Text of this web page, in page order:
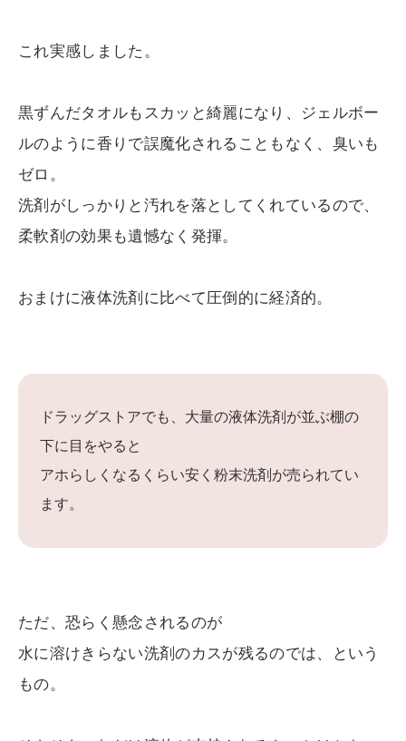
これ実感しました。
黒ずんだタオルもスカッと綺麗になり、ジェルボー
ルのように香りで誤魔化されることもなく、臭いも
ゼロ。
洗剤がしっかりと汚れを落としてくれているので、
柔軟剤の効果も遺憾なく発揮。
おまけに液体洗剤に比べて圧倒的に経済的。
ドラッグストアでも、大量の液体洗剤が並ぶ棚の
下に目をやると
アホらしくなるくらい安く粉末洗剤が売られてい
ます。
ただ、恐らく懸念されるのが
水に溶けきらない洗剤のカスが残るのでは、という
もの。